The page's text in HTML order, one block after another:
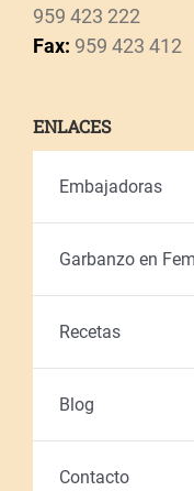
959 423 222
Fax: 959 423 412
ENLACES
Embajadoras
Garbanzo en
Recetas
Blog
Contacto